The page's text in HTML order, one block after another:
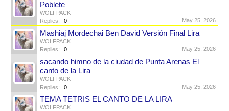
Poblete
WOLFPACK
Replies:
0 May 25, 2026
Mashiaj Mordechai Ben David Versión Final Lira
WOLFPACK
Replies:
0 May 25, 2026
sacando himno de la ciudad de Punta Arenas El
canto de la Lira
WOLFPACK
Replies:
0 May 25, 2026
TEMA TETRIS EL CANTO DE LA LIRA
WOLFPACK